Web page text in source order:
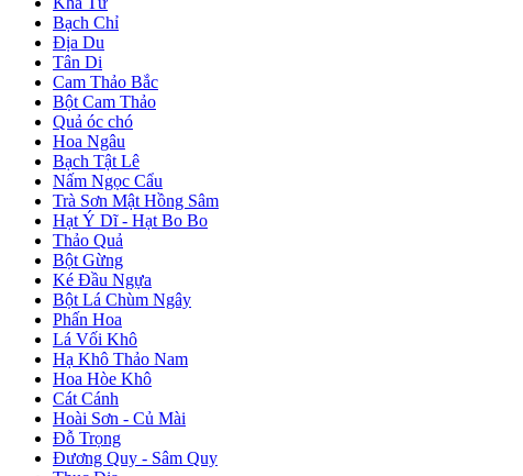
Bạch Chỉ
Địa Du
Tân Di
Cam Thảo Bắc
Bột Cam Thảo
Quả óc chó
Hoa Ngâu
Bạch Tật Lê
Nấm Ngọc Cẩu
Trà Sơn Mật Hồng Sâm
Hạt Ý Dĩ - Hạt Bo Bo
Thảo Quả
Bột Gừng
Ké Đầu Ngựa
Bột Lá Chùm Ngây
Phấn Hoa
Lá Vối Khô
Hạ Khô Thảo Nam
Hoa Hòe Khô
Cát Cánh
Hoài Sơn - Củ Mài
Đỗ Trọng
Đương Quy - Sâm Quy